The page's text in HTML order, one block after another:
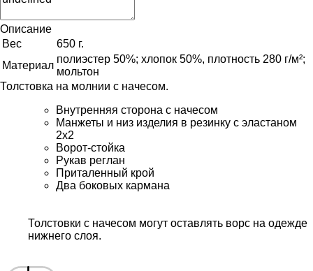
Описание
Вес
650 г.
Материал
полиэстер 50%; хлопок 50%, плотность 280 г/м²;
мольтон
Толстовка на молнии с начесом.
Внутренняя сторона с начесом
Манжеты и низ изделия в резинку с эластаном
2х2
Ворот-стойка
Рукав реглан
Приталенный крой
Два боковых кармана
Толстовки с начесом могут оставлять ворс на одежде
нижнего слоя.